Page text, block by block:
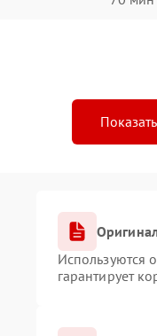
Используются
гарантирует